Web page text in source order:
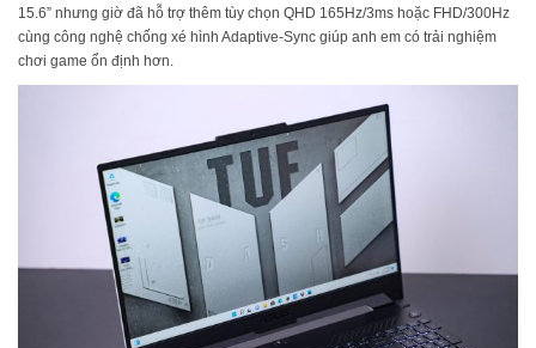
15.6” nhưng giờ đã hỗ trợ thêm tùy chọn QHD 165Hz/3ms hoặc FHD/300Hz
cùng công nghệ chống xé hình Adaptive-Sync giúp anh em có trải nghiệm
chơi game ổn định hơn.